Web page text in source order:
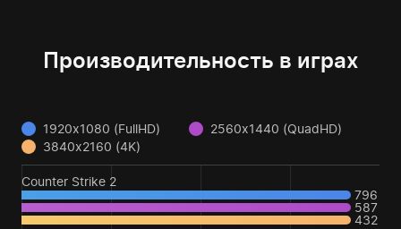
Производительность в играх
1920x1080 (FullHD)
2560x1440 (QuadHD)
3840x2160 (4K)
Counter Strike 2
796
587
432